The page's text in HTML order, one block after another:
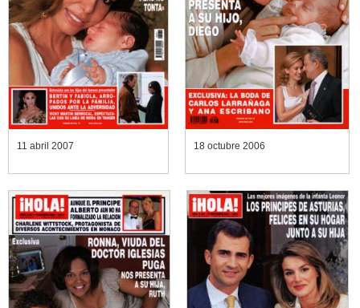
11 abril 2007 18 octubre 2006